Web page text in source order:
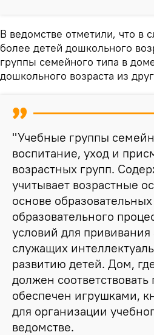
В ведомстве отметили, что в
более детей дошкольного
группы семейного типа в
дошкольного возраста из
"Учебные группы
воспитание, уход и
возрастных групп.
учитывает возрастные
основе
образовательного
условий для
служащих
развитию детей. Дом,
должен
обеспечен игрушками,
для организации
ведомстве.